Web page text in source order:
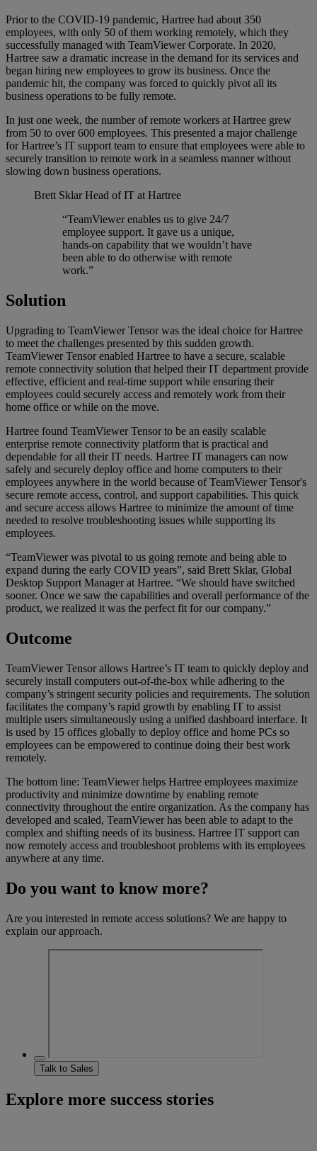
Prior to the COVID-19 pandemic, Hartree had about 350
employees, with only 50 of them working remotely, which they
successfully managed with TeamViewer Corporate. In 2020,
Hartree saw a dramatic increase in the demand for its services and
began hiring new employees to grow its business. Once the
pandemic hit, the company was forced to quickly pivot all its
business operations to be fully remote.
In just one week, the number of remote workers at Hartree grew
from 50 to over 600 employees. This presented a major challenge
for Hartree’s IT support team to ensure that employees were able to
securely transition to remote work in a seamless manner without
slowing down business operations.
Brett Sklar Head of IT at Hartree
“TeamViewer enables us to give 24/7
employee support. It gave us a unique,
hands-on capability that we wouldn’t have
been able to do otherwise with remote
work.”
Solution
Upgrading to TeamViewer Tensor was the ideal choice for Hartree
to meet the challenges presented by this sudden growth.
TeamViewer Tensor enabled Hartree to have a secure, scalable
remote connectivity solution that helped their IT department provide
effective, efficient and real-time support while ensuring their
employees could securely access and remotely work from their
home office or while on the move.
Hartree found TeamViewer Tensor to be an easily scalable
enterprise remote connectivity platform that is practical and
dependable for all their IT needs. Hartree IT managers can now
safely and securely deploy office and home computers to their
employees anywhere in the world because of TeamViewer Tensor's
secure remote access, control, and support capabilities. This quick
and secure access allows Hartree to minimize the amount of time
needed to resolve troubleshooting issues while supporting its
employees.
“TeamViewer was pivotal to us going remote and being able to
expand during the early COVID years”, said Brett Sklar, Global
Desktop Support Manager at Hartree. “We should have switched
sooner. Once we saw the capabilities and overall performance of the
product, we realized it was the perfect fit for our company.”
Outcome
TeamViewer Tensor allows Hartree’s IT team to quickly deploy and
securely install computers out-of-the-box while adhering to the
company’s stringent security policies and requirements. The solution
facilitates the company’s rapid growth by enabling IT to assist
multiple users simultaneously using a unified dashboard interface. It
is used by 15 offices globally to deploy office and home PCs so
employees can be empowered to continue doing their best work
remotely.
The bottom line: TeamViewer helps Hartree employees maximize
productivity and minimize downtime by enabling remote
connectivity throughout the entire organization. As the company has
developed and scaled, TeamViewer has been able to adapt to the
complex and shifting needs of its business. Hartree IT support can
now remotely access and troubleshoot problems with its employees
anywhere at any time.
Do you want to know more?
Are you interested in remote access solutions? We are happy to
explain our approach.
Talk to Sales
Explore more success stories